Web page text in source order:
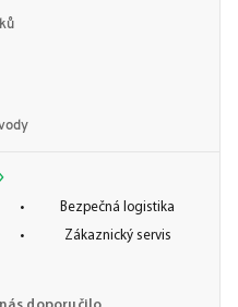
Bezpečná logistika
Zákaznický servis